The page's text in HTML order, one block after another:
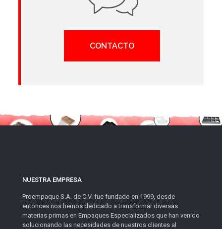
CONTACTO
NUESTRA EMPRESA
Proempaque S.A. de C.V. fue fundado en 1999, desde
entonces nos hemos dedicado a transformar diversas
materias primas en Empaques Especializados que han venido
solucionando las necesidades de nuestros clientes al